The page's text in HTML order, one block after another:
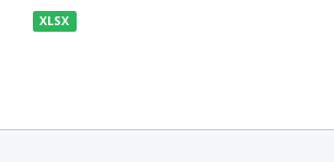
XLSX